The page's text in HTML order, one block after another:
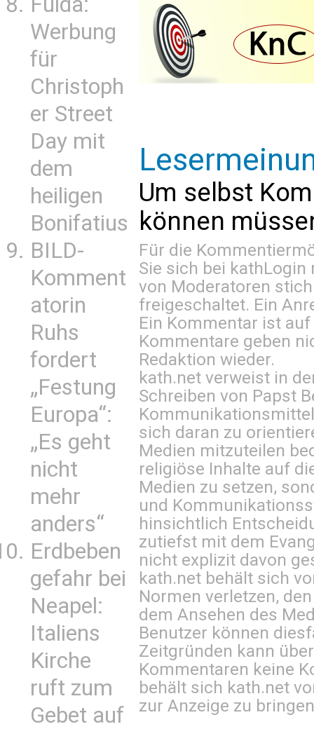
Werbung
für
Christoph
er Street
Day mit
dem
heiligen
Bonifatius
BILD-
Komment
atorin
Ruhs
fordert
„Festung
Europa“:
„Es geht
nicht
mehr
anders“
Erdbeben
gefahr bei
Neapel:
Italiens
Kirche
ruft zum
Gebet auf
Um selbst
können
Für die
Sie sich bei kathLogin
von Moderatoren
freigeschaltet. Ein
Ein Kommentar ist
Kommentare geben
Redaktion wieder.
kath.net verweist in
Schreiben von Papst
sich daran zu
Medien mitzuteilen
religiöse Inhalte auf
Medien zu setzen,
und
hinsichtlich
zutiefst mit dem
nicht explizit davon
kath.net behält sich
Normen verletzen,
dem Ansehen des
Benutzer können
Zeitgründen kann
Kommentaren keine
behält sich kath.net
zur Anzeige zu